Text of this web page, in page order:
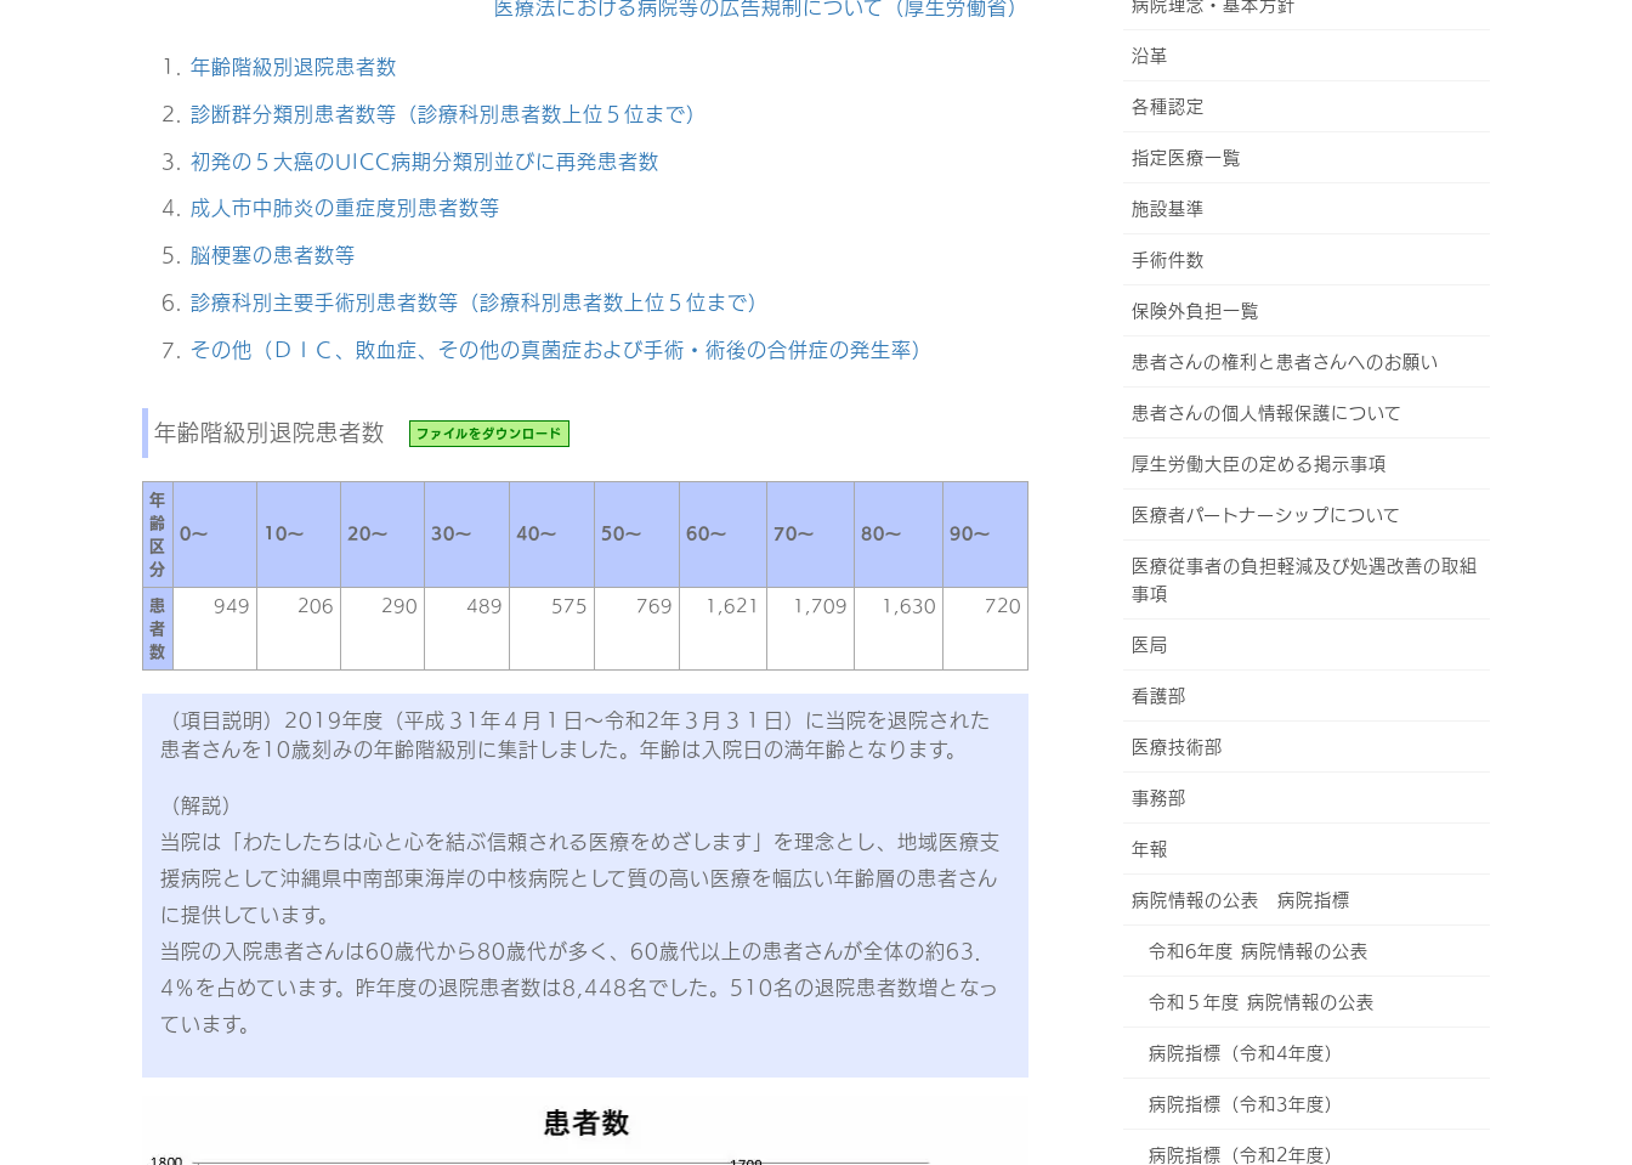
医療法における病院等の広告規制について（厚生労働省）
年齢階級別退院患者数
診断群分類別患者数等（診療科別患者数上位５位まで）
初発の５大癌のUICC病期分類別並びに再発患者数
成人市中肺炎の重症度別患者数等
脳梗塞の患者数等
診療科別主要手術別患者数等（診療科別患者数上位５位まで）
その他（ＤＩＣ、敗血症、その他の真菌症および手術・術後の合併症の発生率）
年齢階級別退院患者数 ファイルをダウンロード
年
齢
区
分
0～ 10～ 20～ 30～ 40～ 50～ 60～ 70～ 80～ 90～
患
者
数
949 206 290 489 575 769 1,621 1,709 1,630 720
（項目説明）2019年度（平成３1年４月１日～令和2年３月３１日）に当院を退院された
患者さんを10歳刻みの年齢階級別に集計しました。年齢は入院日の満年齢となります。
（解説）
当院は「わたしたちは心と心を結ぶ信頼される医療をめざします」を理念とし、地域医療支
援病院として沖縄県中南部東海岸の中核病院として質の高い医療を幅広い年齢層の患者さん
に提供しています。
当院の入院患者さんは60歳代から80歳代が多く、60歳代以上の患者さんが全体の約63．
4％を占めています。昨年度の退院患者数は8,448名でした。510名の退院患者数増となっ
ています。
病院理念・基本方針
沿革
各種認定
指定医療一覧
施設基準
手術件数
保険外負担一覧
患者さんの権利と患者さんへのお願い
患者さんの個人情報保護について
厚生労働大臣の定める掲示事項
医療者パートナーシップについて
医療従事者の負担軽減及び処遇改善の取組
事項
医局
看護部
医療技術部
事務部
年報
病院情報の公表 病院指標
令和6年度 病院情報の公表
令和５年度 病院情報の公表
病院指標（令和4年度）
病院指標（令和3年度）
病院指標（令和2年度）